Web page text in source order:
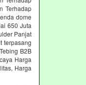
Terhadap
dome
650 Juta
Panjat
terpasang
B2B
Harga
Harga